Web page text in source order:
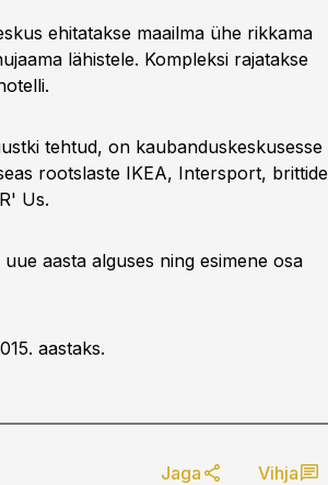
ehitatakse maailma ühe rikkama
lähistele. Kompleksi rajatakse
tehtud, on kaubanduskeskusesse
rootslaste IKEA, Intersport, brittide
Us.
aasta alguses ning esimene osa
aastaks.
Jaga Vihja